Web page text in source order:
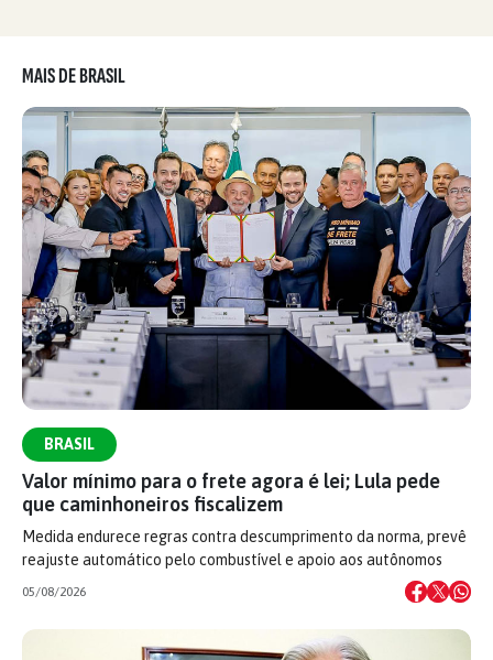
MAIS DE BRASIL
BRASIL
Valor mínimo para o frete agora é lei; Lula pede
que caminhoneiros fiscalizem
Medida endurece regras contra descumprimento da norma, prevê
reajuste automático pelo combustível e apoio aos autônomos
05/08/2026